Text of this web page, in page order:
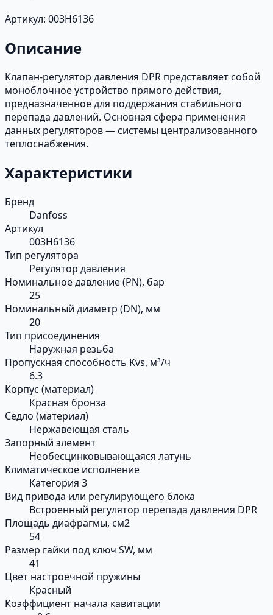
Артикул: 003H6136
Описание
Клапан-регулятор давления DPR представляет собой
моноблочное устройство прямого действия,
предназначенное для поддержания стабильного
перепада давлений. Основная сфера применения
данных регуляторов — системы централизованного
теплоснабжения.
Характеристики
Бренд
Danfoss
Артикул
003H6136
Тип регулятора
Регулятор давления
Номинальное давление (PN), бар
25
Номинальный диаметр (DN), мм
20
Тип присоединения
Наружная резьба
Пропускная способность Kvs, м³/ч
6.3
Корпус (материал)
Красная бронза
Седло (материал)
Нержавеющая сталь
Запорный элемент
Необесцинковывающаяся латунь
Климатическое исполнение
Категория 3
Вид привода или регулирующего блока
Встроенный регулятор перепада давления DPR
Площадь диафрагмы, см2
54
Размер гайки под ключ SW, мм
41
Цвет настроечной пружины
Красный
Коэффициент начала кавитации